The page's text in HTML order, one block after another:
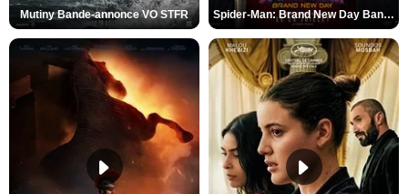
Mutiny Bande-annonce VO STFR Spider-Man: Brand New Day Bande-annonce VO STFR